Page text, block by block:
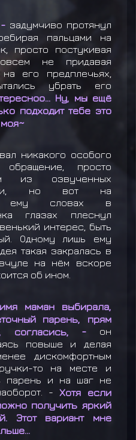
задумчиво протянул
пальцами на
просто постукивая
не придавая
его предплечьях,
убрать его
Ну, мы ещё
подходит тебе это
никакого особого
просто
из озвученных
но вот на
ему словах в
глазах плеснул
интерес, быть
Одному лишь ему
такая закралась в
на нём вскоре
об ином.
маман выбирала,
парень, прям
согласись, - он
повыше и делая
дискомфортным
то на месте и
парень и на шаг не
-Хотя если
получить яркий
Этот вариант мне